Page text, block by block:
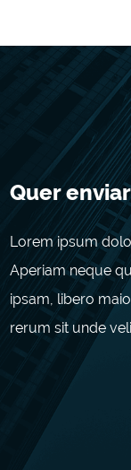
Quer
Lorem ipsum
Aperiam neque
ipsam, libero
rerum sit unde